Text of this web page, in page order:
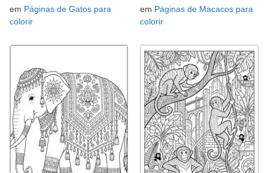
em Páginas de Gatos para
colorir
em Páginas de Macacos para
colorir